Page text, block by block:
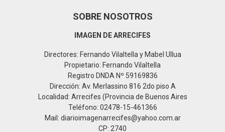
SOBRE NOSOTROS
IMAGEN DE ARRECIFES
Directores: Fernando Vilaltella y Mabel Ullua
Propietario: Fernando Vilaltella
Registro DNDA Nº 59169836
Dirección: Av. Merlassino 816 2do piso A
Localidad: Arrecifes (Provincia de Buenos Aires
Teléfono: 02478-15-461366
Mail: diarioimagenarrecifes@yahoo.com.ar
CP: 2740